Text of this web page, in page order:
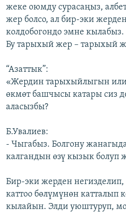
жеке оюмду сурасаңыз,
жер болсо, ал бир-эки
колдобогондо эмне кылабыз.
Бу тарыхый жер – тарыхый
“Азаттык”:
«Жердин тарыхыйлыгын
өкмөт башчысы катары сиз
аласызбы?
Б.Увалиев:
- Чыгабыз. Болгону
калгандын өзү кызык болуп
Бир-эки жерден
каттоо бөлүмүнөн катталып
кылайын. Элди уюштуруп,